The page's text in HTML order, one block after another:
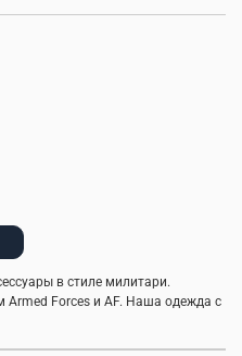
в стиле милитари.
Forces и AF. Наша одежда с